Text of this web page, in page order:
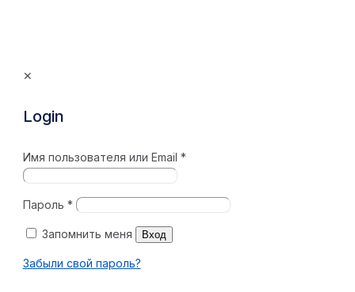
✕
Login
Имя пользователя или Email *
Пароль *
Запомнить меня Вход
Забыли свой пароль?